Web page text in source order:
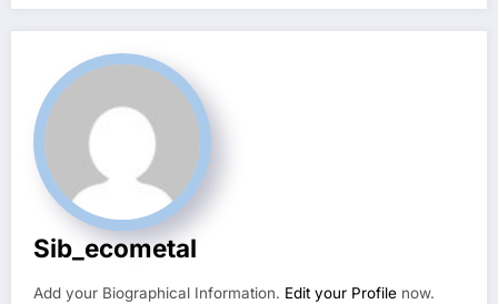
Sib_ecometal
Add your Biographical Information. Edit your Profile now.